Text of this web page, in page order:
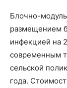
Блочно-
размещением
инфекцией на
современным
сельской
года.